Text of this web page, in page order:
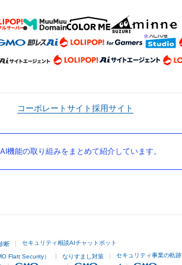
コーポレートサイト採用サイト
能の取り組みをまとめて紹介しています。
断 セキュリティ相談AIチャットボット
Flatt Security） なりすまし対策 セキュリティ事業の軌跡